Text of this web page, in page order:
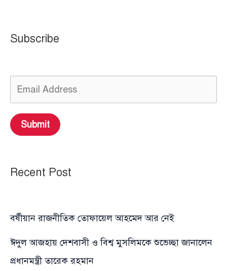
Subscribe
Submit
Recent Post
বর্ষীয়ান রাজনীতিক তোফায়েল আহমেদ আর নেই
ঈদুল আজহায় দেশবাসী ও বিশ্ব মুসলিমকে শুভেচ্ছা জানালেন
প্রধানমন্ত্রী তারেক রহমান